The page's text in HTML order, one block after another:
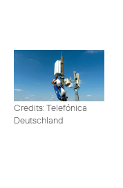
Credits: Telefónica
Deutschland